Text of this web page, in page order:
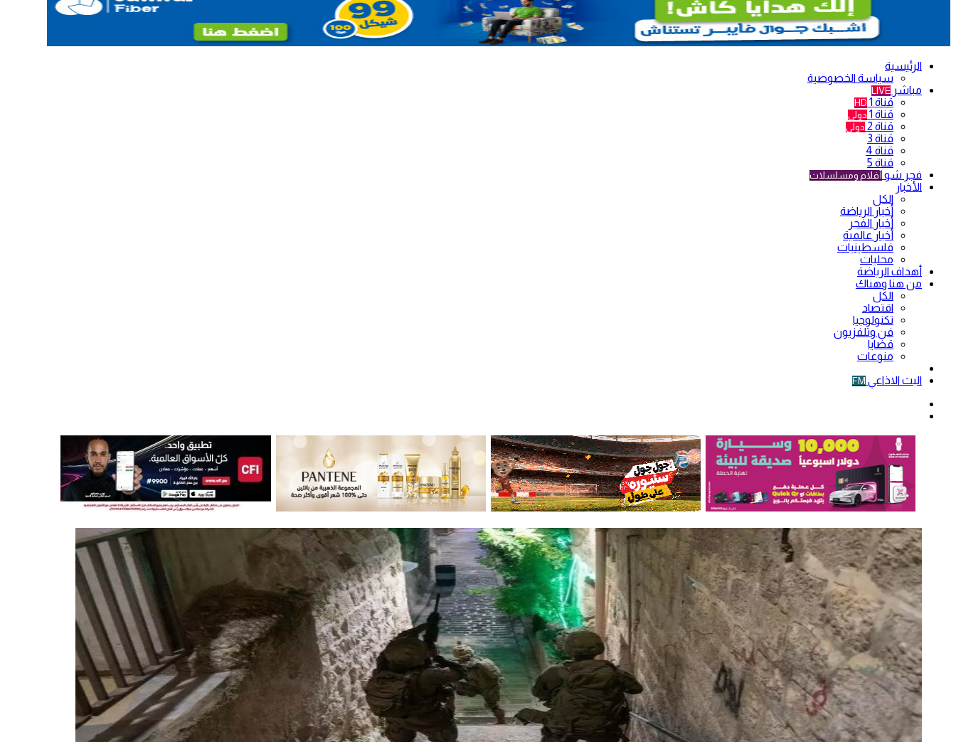
الرئيسية
سياسة الخصوصية
مباشر LIVE
قناة 1 HD
قناة 1 دولي
قناة 2 دولي
قناة 3
قناة 4
قناة 5
فجر شو أفلام ومسلسلات
الأخبار
الكل
أخبار الرياضة
أخبار الفجر
أخبار عالمية
فلسطينيات
محليات
أهداف الرياضة
من هنا وهناك
الكل
اقتصاد
تكنولوجيا
فن وتلفزيون
قضايا
منوعات
البث الاذاعي FM